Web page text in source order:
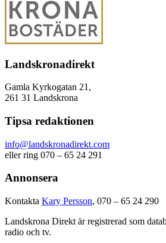
Landskronadirekt
Gamla Kyrkogatan 21,
261 31 Landskrona
Tipsa redaktionen
info@landskronadirekt.com
eller ring 070 – 65 24 291
Annonsera
Kontakta Kary Persson, 070 – 65 24 290
Landskrona Direkt är registrerad som
radio och tv.